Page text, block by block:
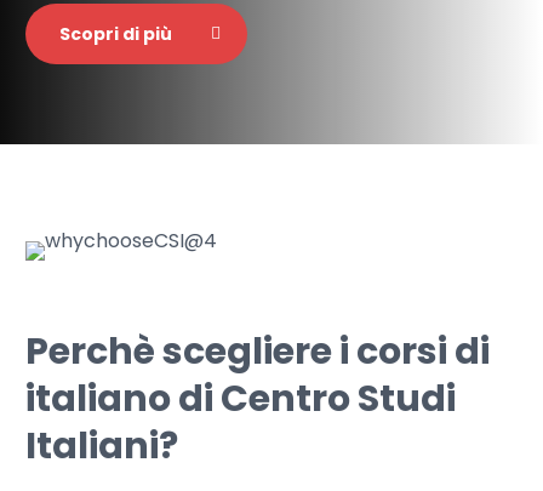
Scopri di più
Perchè scegliere i corsi di
italiano di Centro Studi
Italiani?